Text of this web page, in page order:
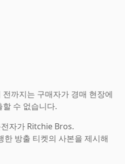
까지는 구매자가 경매 현장에
수 없습니다.
자가 Ritchie Bros.
방출 티켓의 사본을 제시해